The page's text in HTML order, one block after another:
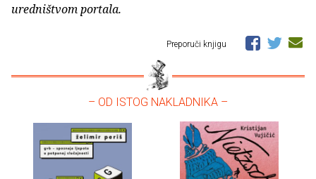
uredništvom portala.
Preporuči knjigu
– OD ISTOG NAKLADNIKA –